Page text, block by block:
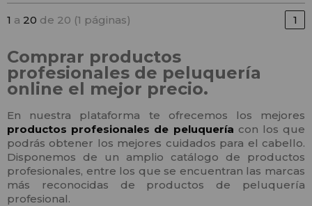
1 a 20 de 20 (1 páginas) 1
Comprar productos
profesionales de peluquería
online el mejor precio.
En nuestra plataforma te ofrecemos los mejores
productos profesionales de peluquería con los que
podrás obtener los mejores cuidados para el cabello.
Disponemos de un amplio catálogo de productos
profesionales, entre los que se encuentran las marcas
más reconocidas de productos de peluquería
profesional.